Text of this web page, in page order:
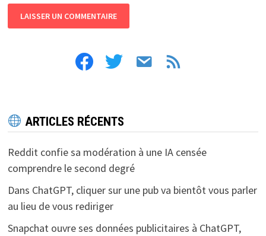
facebooktwitter email feed
ARTICLES RÉCENTS
Reddit confie sa modération à une IA censée
comprendre le second degré
Dans ChatGPT, cliquer sur une pub va bientôt vous parler
au lieu de vous rediriger
Snapchat ouvre ses données publicitaires à ChatGPT,